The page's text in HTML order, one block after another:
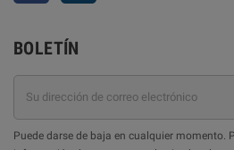
BOLETÍN
Puede darse de baja en cualquier momento.